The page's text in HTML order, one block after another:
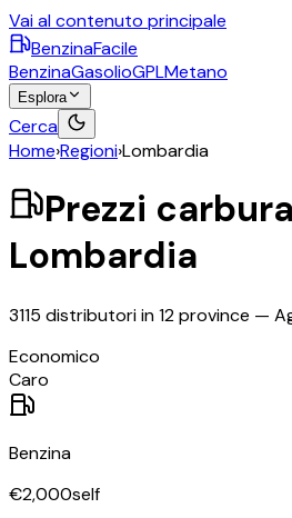
Vai al contenuto principale
BenzinaFacile
BenzinaGasolioGPLMetano
Esplora
Cerca
Home›Regioni›Lombardia
Prezzi
Lombardia
3115 distributori in12province —
Economico
Caro
Benzina
€2,000self